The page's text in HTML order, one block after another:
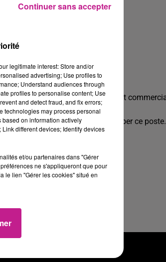
l'administratif ou dans l'assistanat
des atouts essentiels pour occuper ce
161GTFX
legitimate interest: Store and/or
advertising; Use profiles to
Understand audiences through
profiles to personalise content; Use
and detect fraud, and fix errors;
technologies may process personal
on information actively
different devices; Identify devices
et/ou partenaires dans "Gérer
ne s'appliqueront que pour
le lien "Gérer les cookies" situé en
Continuer sans accepter